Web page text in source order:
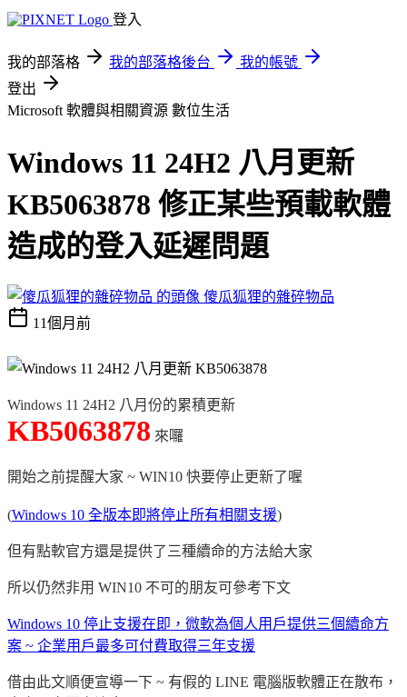
登入
我的部落格 我的部落格後台
我的帳號
登出
Microsoft 軟體與相關資源 數位生活
Windows 11 24H2 八月更新
KB5063878 修正某些預載軟體
造成的登入延遲問題
傻瓜狐狸的雜碎物品
11個月前
Windows 11 24H2 八月份的累積更新
KB5063878 來囉
開始之前提醒大家 ~ WIN10 快要停止更新了喔
(Windows 10 全版本即將停止所有相關支援)
但有點軟官方還是提供了三種續命的方法給大家
所以仍然非用 WIN10 不可的朋友可參考下文
Windows 10 停止支援在即，微軟為個人用戶提供三個續命方
案 ~ 企業用戶最多可付費取得三年支援
借由此文順便宣導一下 ~ 有假的 LINE 電腦版軟體正在散布，